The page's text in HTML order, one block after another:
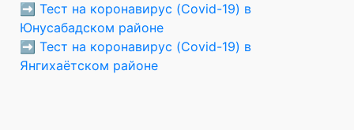
➡️ Тест на коронавирус (Covid-19) в
Юнусабадском районе
➡️ Тест на коронавирус (Covid-19) в
Янгихаётском районе